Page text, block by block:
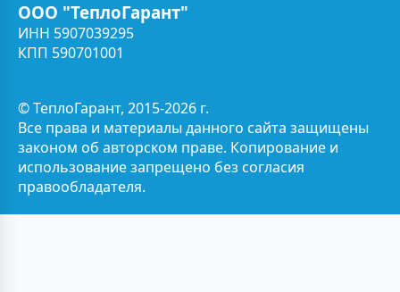
ООО "ТеплоГарант"
ИНН 5907039295
КПП 590701001
© ТеплоГарант, 2015-2026 г.
Все права и материалы данного сайта защищены
законом об авторском праве. Копирование и
использование запрещено без согласия
правообладателя.